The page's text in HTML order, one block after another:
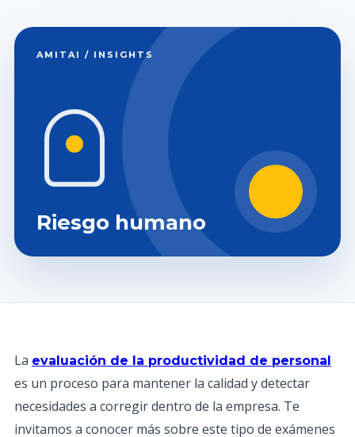
AMITAI / INSIGHTS
Riesgo humano
La evaluación de la productividad de personal
es un proceso para mantener la calidad y detectar
necesidades a corregir dentro de la empresa. Te
invitamos a conocer más sobre este tipo de exámenes